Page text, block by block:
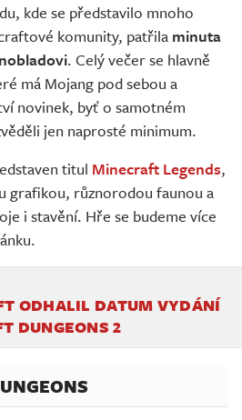
kde se představilo mnoho
komunity, patřila minuta
. Celý večer se hlavně
má Mojang pod sebou a
novinek, byť o samotném
jen naprosté minimum.
titul Minecraft Legends,
grafikou, různorodou faunou a
i stavění. Hře se budeme více
ODHALIL DATUM VYDÁNÍ
DUNGEONS 2